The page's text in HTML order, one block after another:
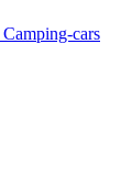
Camping-cars